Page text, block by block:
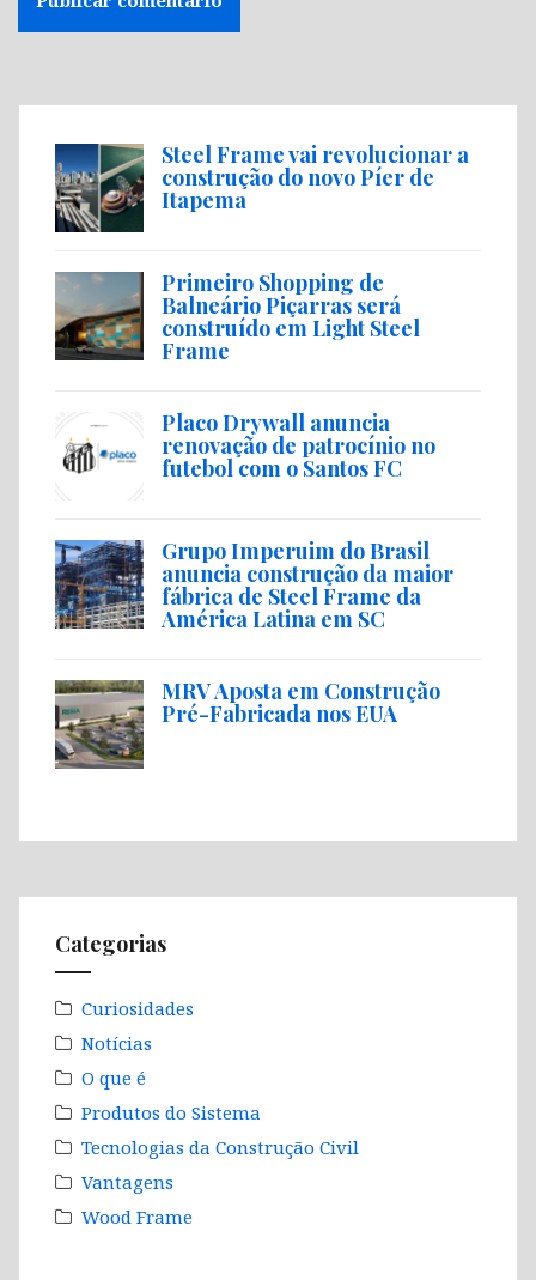
Steel Frame vai revolucionar a
construção do novo Píer de
Itapema
Primeiro Shopping de
Balneário Piçarras será
construído em Light Steel
Frame
Placo Drywall anuncia
renovação de patrocínio no
futebol com o Santos FC
Grupo Imperuim do Brasil
anuncia construção da maior
fábrica de Steel Frame da
América Latina em SC
MRV Aposta em Construção
Pré-Fabricada nos EUA
Categorias
Curiosidades
Notícias
O que é
Produtos do Sistema
Tecnologias da Construção Civil
Vantagens
Wood Frame